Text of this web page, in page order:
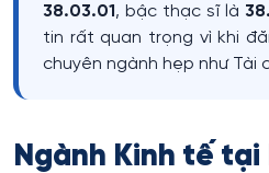
38.03.01 , bậc thạc sĩ là
tin rất quan trọng vì khi
chuyên ngành hẹp như Tài
Ngành Kinh tế tại